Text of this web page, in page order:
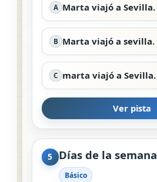
A Marta viajó a Sevilla.
B Marta viajó a sevilla.
C marta viajó a Sevilla.
Ver pista
5 Días de la semana
Básico